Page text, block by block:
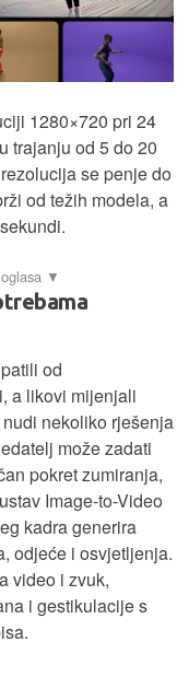
1280×720 pri 24
trajanju od 5 do 20
se penje do
od težih modela, a
od
a likovi mijenjali
nekoliko rješenja
može zadati
pokret zumiranja,
Image-to-Video
kadra generira
odjeće i osvjetljenja.
video i zvuk,
i gestikulacije s